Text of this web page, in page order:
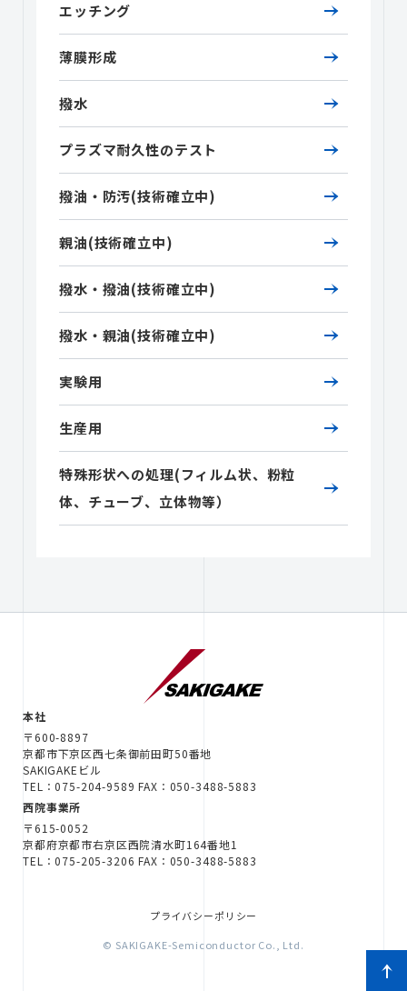
エッチング
薄膜形成
撥水
プラズマ耐久性のテスト
撥油・防汚(技術確立中)
親油(技術確立中)
撥水・撥油(技術確立中)
撥水・親油(技術確立中)
実験用
生産用
特殊形状への処理(フィルム状、粉粒
体、チューブ、立体物等）
本社
〒600-8897
京都市下京区西七条御前田町50番地
SAKIGAKEビル
TEL：075-204-9589 FAX：050-3488-5883
西院事業所
〒615-0052
京都府京都市右京区西院清水町164番地1
TEL：075-205-3206 FAX：050-3488-5883
プライバシーポリシー
© SAKIGAKE-Semiconductor Co., Ltd.